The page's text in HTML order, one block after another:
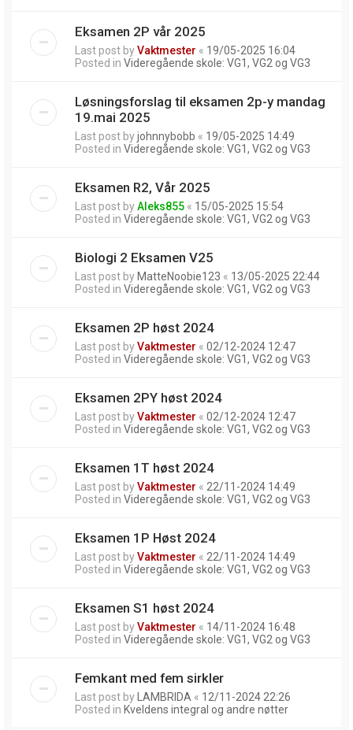
Eksamen 2P vår 2025
Last post byVaktmester « 19/05-2025 16:04
Posted in Videregående skole: VG1, VG2 og VG3
Løsningsforslag til eksamen 2p-y mandag
19.mai 2025
Last post byjohnnybobb « 19/05-2025 14:49
Posted in Videregående skole: VG1, VG2 og VG3
Eksamen R2, Vår 2025
Last post byAleks855 « 15/05-2025 15:54
Posted in Videregående skole: VG1, VG2 og VG3
Biologi 2 Eksamen V25
Last post by MatteNoobie123 « 13/05-2025 22:44
Posted in Videregående skole: VG1, VG2 og VG3
Eksamen 2P høst 2024
Last post byVaktmester « 02/12-2024 12:47
Posted in Videregående skole: VG1, VG2 og VG3
Eksamen 2PY høst 2024
Last post byVaktmester « 02/12-2024 12:47
Posted in Videregående skole: VG1, VG2 og VG3
Eksamen 1T høst 2024
Last post byVaktmester « 22/11-2024 14:49
Posted in Videregående skole: VG1, VG2 og VG3
Eksamen 1P Høst 2024
Last post byVaktmester « 22/11-2024 14:49
Posted in Videregående skole: VG1, VG2 og VG3
Eksamen S1 høst 2024
Last post byVaktmester « 14/11-2024 16:48
Posted in Videregående skole: VG1, VG2 og VG3
Femkant med fem sirkler
Last post by LAMBRIDA « 12/11-2024 22:26
Posted in Kveldens integral og andre nøtter